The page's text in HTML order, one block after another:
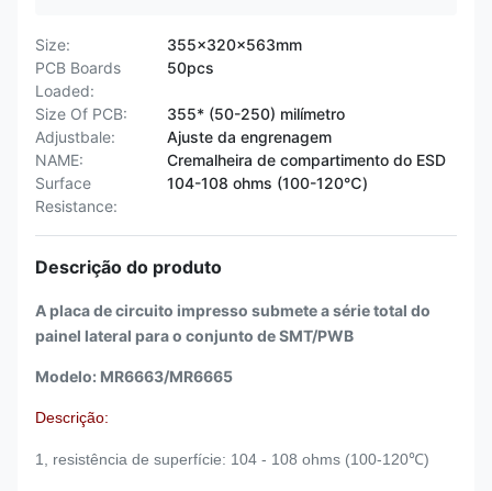
Size:
355x320x563mm
PCB Boards
Loaded:
50pcs
Size Of PCB:
355* (50-250) milímetro
Adjustbale:
Ajuste da engrenagem
NAME:
Cremalheira de compartimento do ESD
Surface
Resistance:
104-108 ohms (100-120℃)
Descrição do produto
A placa de circuito impresso submete a série total do
painel lateral para o conjunto de SMT/PWB
Modelo: MR6663/MR6665
Descrição:
1, resistência de superfície: 104 - 108 ohms (100-120℃)